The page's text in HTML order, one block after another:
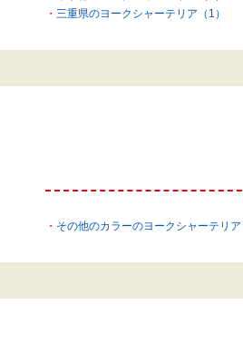
三重県のヨークシャーテリア（1）
その他のカラーのヨークシャーテリア